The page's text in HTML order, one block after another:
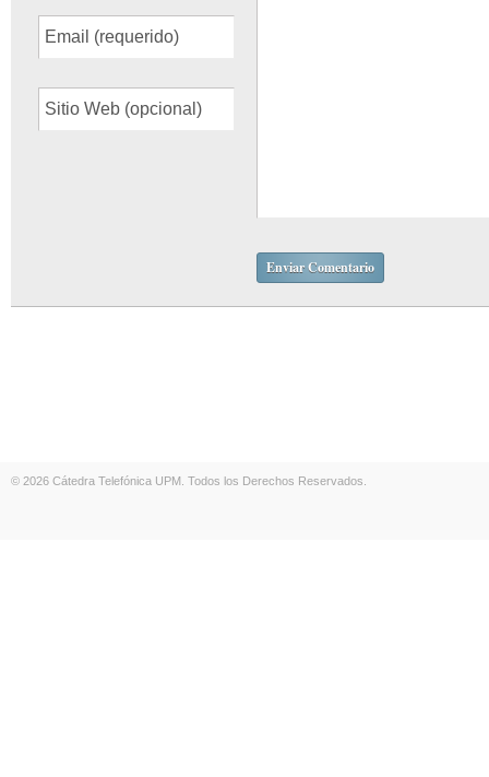
© 2026 Cátedra Telefónica UPM. Todos los Derechos Reservados.